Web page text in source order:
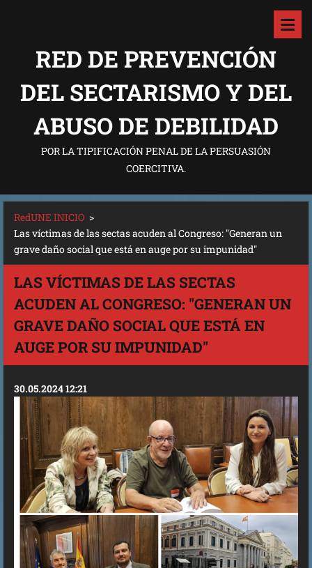
RED DE PREVENCIÓN
DEL SECTARISMO Y DEL
ABUSO DE DEBILIDAD
POR LA TIPIFICACIÓN PENAL DE LA PERSUASIÓN
COERCITIVA.
RedUNE INICIO >
Las víctimas de las sectas acuden al Congreso: "Generan un
grave daño social que está en auge por su impunidad"
LAS VÍCTIMAS DE LAS SECTAS
ACUDEN AL CONGRESO: "GENERAN UN
GRAVE DAÑO SOCIAL QUE ESTÁ EN
AUGE POR SU IMPUNIDAD"
30.05.2024 12:21